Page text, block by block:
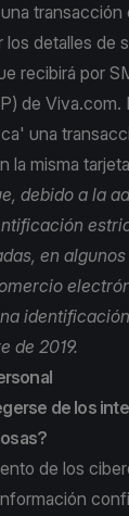
transacción
detalles de
recibirá por
de Viva.com.
una
la misma
debido a la
en
de 2019.
de los
de los